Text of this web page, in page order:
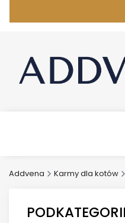
Addvena Karmy dla kotów